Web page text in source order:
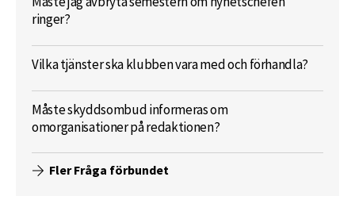
ringer?
Vilka tjänster ska klubben vara med och förhandla?
Måste skyddsombud informeras om
omorganisationer på redaktionen?
Fler Fråga förbundet